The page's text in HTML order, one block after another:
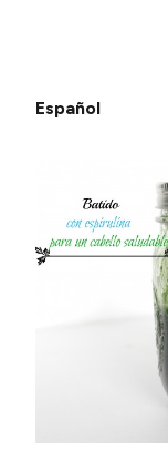
Español